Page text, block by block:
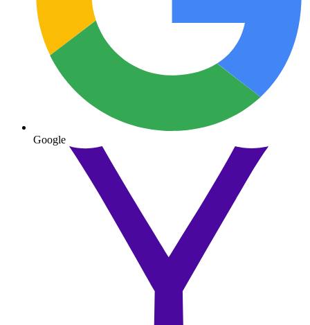
Google